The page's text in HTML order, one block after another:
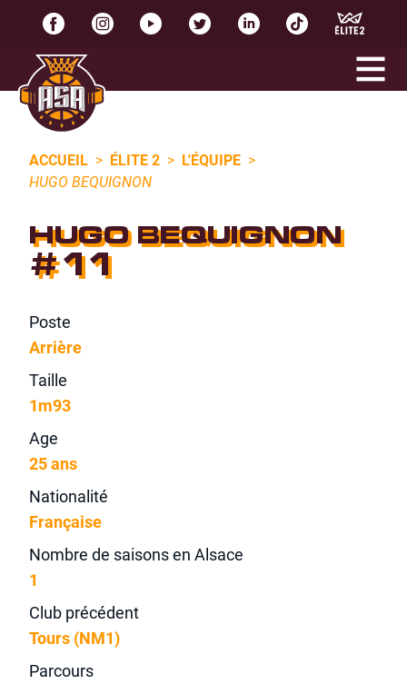
ACCUEIL > ÉLITE 2 > L'ÉQUIPE >
HUGO BEQUIGNON
HUGO BEQUIGNON
#11
Poste
Arrière
Taille
1m93
Age
25 ans
Nationalité
Française
Nombre de saisons en Alsace
1
Club précédent
Tours (NM1)
Parcours